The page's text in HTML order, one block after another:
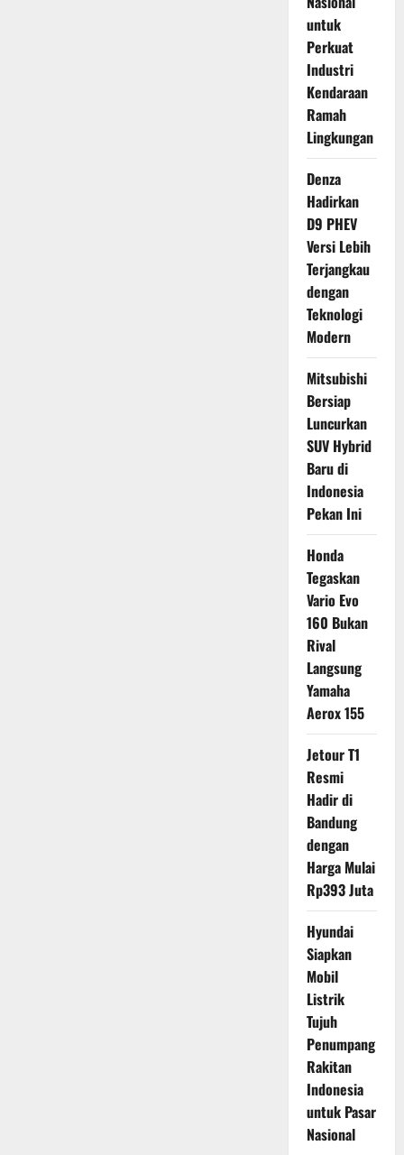
untuk
Perkuat
Industri
Kendaraan
Ramah
Lingkungan
Denza
Hadirkan
D9 PHEV
Versi Lebih
Terjangkau
dengan
Teknologi
Modern
Mitsubishi
Bersiap
Luncurkan
SUV Hybrid
Baru di
Indonesia
Pekan Ini
Honda
Tegaskan
Vario Evo
160 Bukan
Rival
Langsung
Yamaha
Aerox 155
Jetour T1
Resmi
Hadir di
Bandung
dengan
Harga Mulai
Rp393 Juta
Hyundai
Siapkan
Mobil
Listrik
Tujuh
Penumpang
Rakitan
Indonesia
untuk Pasar
Nasional